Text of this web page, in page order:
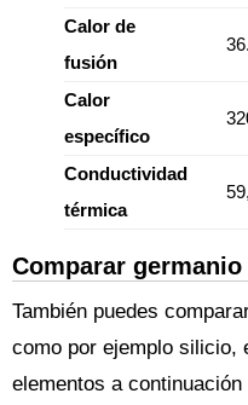
Calor de
fusión
Calor
específico
Conductividad
térmica
Comparar
También puedes
como por ejemplo silicio,
elementos a